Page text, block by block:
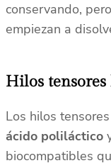
conservando,
empiezan a
Hilos
Los hilos
ácido poliláctico
biocompatibles